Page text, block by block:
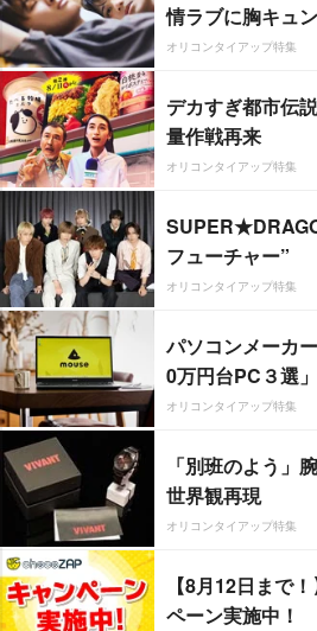
情ラブに胸キュン
オリコンタイアップ特集
デカすぎ都市伝
量作戦再来
オリコンタイアップ特集
フューチャー”
オリコンタイアップ特集
パソコンメーカ
0万円台PC３選」
オリコンタイアップ特集
「別班のよう」
世界観再現
オリコンタイアップ特集
【8月12日まで
ペーン実施中！